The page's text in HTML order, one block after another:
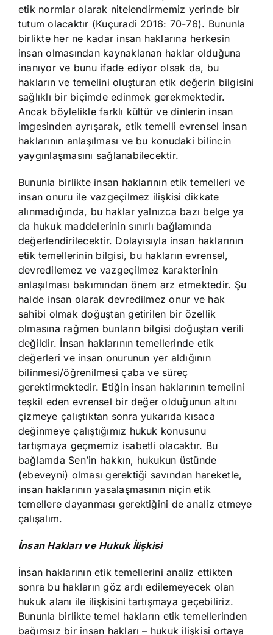
etik normlar olarak nitelendirmemiz yerinde bir
tutum olacaktır (Kuçuradi 2016: 70-76). Bununla
birlikte her ne kadar insan haklarına herkesin
insan olmasından kaynaklanan haklar olduğuna
inanıyor ve bunu ifade ediyor olsak da, bu
hakların ve temelini oluşturan etik değerin bilgisini
sağlıklı bir biçimde edinmek gerekmektedir.
Ancak böylelikle farklı kültür ve dinlerin insan
imgesinden ayrışarak, etik temelli evrensel insan
haklarının anlaşılması ve bu konudaki bilincin
yaygınlaşmasını sağlanabilecektir.
Bununla birlikte insan haklarının etik temelleri ve
insan onuru ile vazgeçilmez ilişkisi dikkate
alınmadığında, bu haklar yalnızca bazı belge ya
da hukuk maddelerinin sınırlı bağlamında
değerlendirilecektir. Dolayısıyla insan haklarının
etik temellerinin bilgisi, bu hakların evrensel,
devredilemez ve vazgeçilmez karakterinin
anlaşılması bakımından önem arz etmektedir. Şu
halde insan olarak devredilmez onur ve hak
sahibi olmak doğuştan getirilen bir özellik
olmasına rağmen bunların bilgisi doğuştan verili
değildir. İnsan haklarının temellerinde etik
değerleri ve insan onurunun yer aldığının
bilinmesi/öğrenilmesi çaba ve süreç
gerektirmektedir. Etiğin insan haklarının temelini
teşkil eden evrensel bir değer olduğunun altını
çizmeye çalıştıktan sonra yukarıda kısaca
değinmeye çalıştığımız hukuk konusunu
tartışmaya geçmemiz isabetli olacaktır. Bu
bağlamda Sen’in hakkın, hukukun üstünde
(ebeveyni) olması gerektiği savından hareketle,
insan haklarının yasalaşmasının niçin etik
temellere dayanması gerektiğini de analiz etmeye
çalışalım.
İnsan Hakları ve Hukuk İlişkisi
İnsan haklarının etik temellerini analiz ettikten
sonra bu hakların göz ardı edilemeyecek olan
hukuk alanı ile ilişkisini tartışmaya geçebiliriz.
Bununla birlikte temel hakların etik temellerinden
bağımsız bir insan hakları – hukuk ilişkisi ortaya